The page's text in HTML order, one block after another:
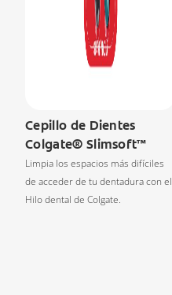
Cepillo de Dientes
Colgate® Slimsoft™
Limpia los espacios más difíciles
de acceder de tu dentadura con el
Hilo dental de Colgate.